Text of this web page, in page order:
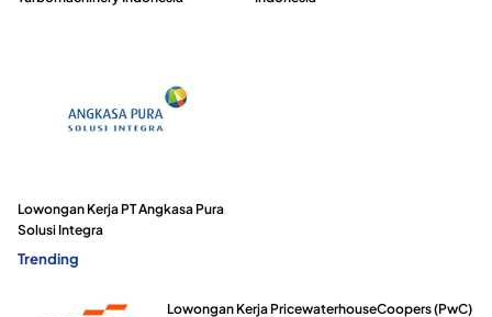
Lowongan Kerja PT Angkasa Pura
Solusi Integra
Trending
Lowongan Kerja PricewaterhouseCoopers (PwC)